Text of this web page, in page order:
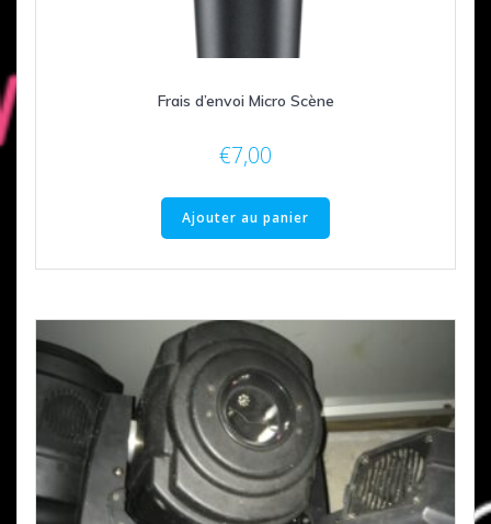
Frais d’envoi Micro Scène
€7,00
Ajouter au panier